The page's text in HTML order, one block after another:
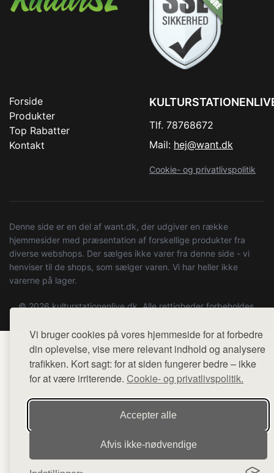
Vi bruger cookies på vores hjemmeside for at forbedre
din oplevelse, vise mere relevant indhold og analysere
trafikken. Kort sagt: for at siden fungerer bedre – ikke
for at være irriterende. Cookie- og privatlivspolitik.
Accepter alle
Afvis ikke‑nødvendige
Forside
Produkter
Top Rabatter
Kontakt
Tlf. 78768672
Mail: hej@want.dk
Cookie- og privatlivspolitik
Denne side er en del af want.dk, der udgiver en række
hjemmesider med præsentation af forskellige produkter fra
diverse webshops. Der sælges ikke varer fra denne side - vi
henviser til de shops, som sælger varen. Vi har heller ikke
varerne på lager.
© 2026 kulturstationenlive.dk. Alle rettigheder forbeholdes.